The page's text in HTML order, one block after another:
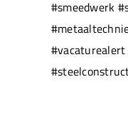
#smeedwerk